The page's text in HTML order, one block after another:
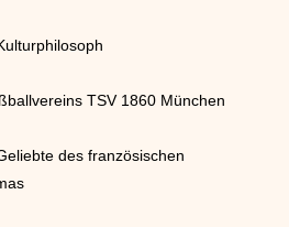
TSV 1860 München
des französischen